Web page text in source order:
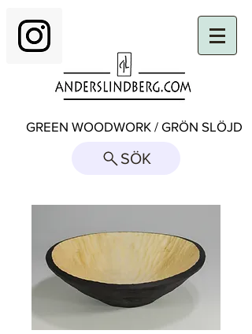
GREEN WOODWORK / GRÖN SLÖJD
SÖK